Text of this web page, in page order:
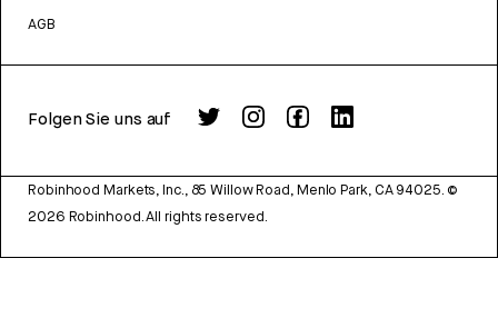
AGB
Folgen Sie uns auf
Robinhood Markets, Inc., 85 Willow Road, Menlo Park, CA 94025. ©
2026 Robinhood. All rights reserved.